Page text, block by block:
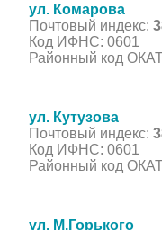
ул. Комарова
Почтовый индекс:
Код ИФНС: 0601
Районный код
ул. Кутузова
Почтовый индекс:
Код ИФНС: 0601
Районный код
ул. М.Горького